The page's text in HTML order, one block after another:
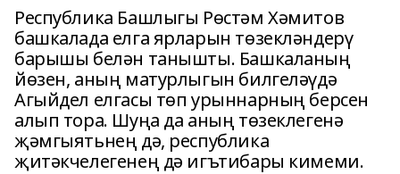
Республика Башлыгы Рөстәм Хәмитов
башкалада елга ярларын төзекләндерү
барышы белән танышты. Башкаланың
йөзен, аның матурлыгын билгеләүдә
Агыйдел елгасы төп урыннарның берсен
алып тора. Шуңа да аның төзеклегенә
җәмгыятьнең дә, республика
җитәкчелегенең дә игътибары кимеми.